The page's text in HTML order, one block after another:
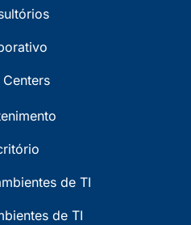
Centers
de TI
de TI